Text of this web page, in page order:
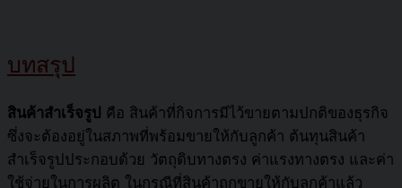
บทสรุป
สินค้าสำเร็จรูป คือ สินค้าที่กิจการมีไว้ขายตามปกติของธุรกิจ
ซึ่งจะต้องอยู่ในสภาพที่พร้อมขายให้กับลูกค้า ต้นทุนสินค้า
สำเร็จรูปประกอบด้วย วัตถุดิบทางตรง ค่าแรงทางตรง และค่า
ใช้จ่ายในการผลิต ในกรณีที่สินค้าถูกขายให้กับลูกค้าแล้ว